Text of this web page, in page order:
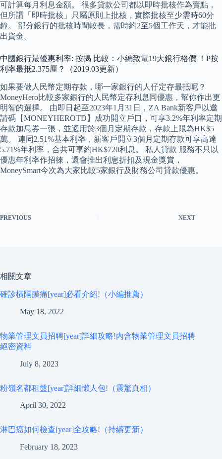
可計算每月利息金額。 很多貸款公司都以即時批核作為賣點，
但所謂「即時批核」只屬原則上批核，實際批核至少需時60分
鐘。 部分銀行的批核時間較長，需時約2至5個工作天，才能批
出資金。
中國銀行最優惠利率: 按揭 比較：小編致電19大銀行格價 ！P按
利率最抵2.375厘？（2019.03更新）
如果要做人民幣定期存款，哪一家銀行的人仔定存最抵呢？
MoneyHero比較多家銀行的人民幣定存利息同優惠，幫你作出更
明智的選擇。 由即日起至2023年1月31日，ZA Bank新客戶以邀
請碼【MONEYHEROTD】成功開立戶口，可享3.2%年利率定期
存款加息券一張，並適用於3個月定期存款，存款上限為HK$5
萬。 連同2.51%基本利率，新客戶開立3個月定期存款可享高達
5.71%年利率，合共可享約HK$720利息。 私人貸款 服務不只以
優惠年利率作招徠，還會推出利息折扣及現金獎賞，
MoneySmart今次為大家比較5家銀行及財務公司貸款優惠。
PREVIOUS NEXT
相關文章
確診橫隔膜痛[year]必看介紹!（小編推薦）
May 18, 2022
物業管理文員招聘[year]詳細攻略!內含物業管理文員招聘
絕密資料
July 8, 2023
粉嶺名都租盤[year]詳細懶人包!（震驚真相）
April 30, 2022
淋巴癌如何檢查[year]全攻略!（持續更新）
February 18, 2023